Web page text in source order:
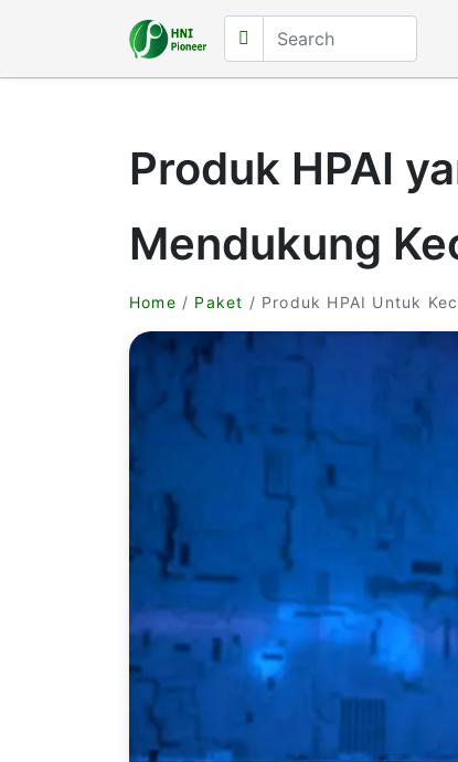
Produk HPAI
Mendukung
Home / Paket / Produk HPAI Untuk